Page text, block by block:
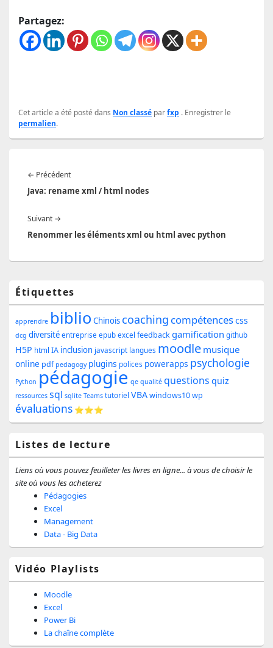
Partagez:
Cet article a été posté dans Non classé parfxp . Enregistrer le
permalien.
de
l’article
← PrécédentArticle
précédent :
Java: rename xml / html nodes
Suivant →
suivant :
Renommer les éléments xml ou html avec python
Zone
principale
de
widget
pour
la
barre
latérale
Étiquettes
apprendre biblio Chinois coaching compétencescss
dcg diversité entreprise epub excel feedbackgamification github
H5P html IA inclusion javascript langues moodle musique
online pdf pedagogy plugins polices powerapps psychologie
Python pédagogie qe qualité questions quiz
ressources sql sqlite Teams tutoriel VBAwindows10wp
évaluations ⭐⭐⭐
Listes de lecture
Liens où vous pouvez feuilleter les livres en ligne... à vous de choisir le
site où vous les acheterez
Pédagogies
Excel
Management
Data - Big Data
Vidéo Playlists
Moodle
Excel
Power Bi
La chaîne complète